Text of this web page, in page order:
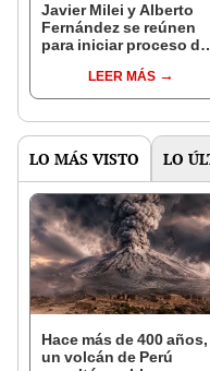
Javier Milei y Alberto
Fernández se reúnen
para iniciar proceso de
LEER MÁS
LO MÁS VISTO LO
Hace más de 400 años,
un volcán de Perú